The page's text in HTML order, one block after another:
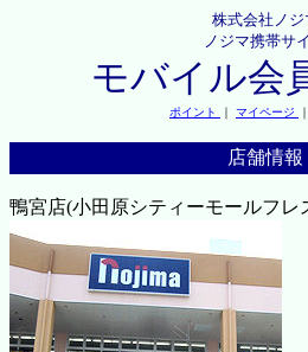
株式会社ノジ
ノジマ携帯サ
モバイル会
ポイント ｜ マイページ ｜
店舗情報
鴨宮店(小田原シティーモールフレ